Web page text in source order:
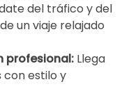
del tráfico y del
un viaje relajado
profesional: Llega
con estilo y